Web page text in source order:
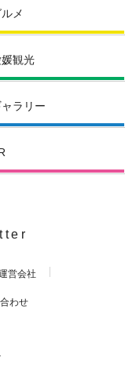
メ
観光
ャラリー
営会社
わせ